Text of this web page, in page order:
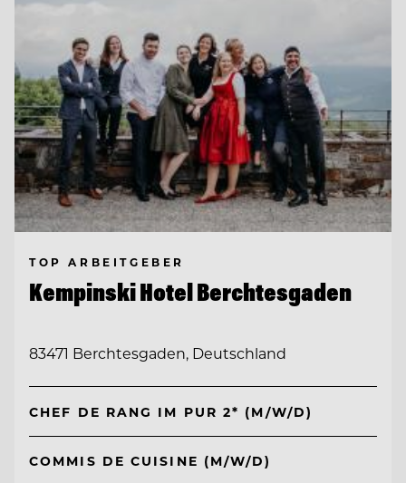
TOP ARBEITGEBER
Kempinski Hotel Berchtesgaden
83471 Berchtesgaden, Deutschland
CHEF DE RANG IM PUR 2* (M/W/D)
COMMIS DE CUISINE (M/W/D)